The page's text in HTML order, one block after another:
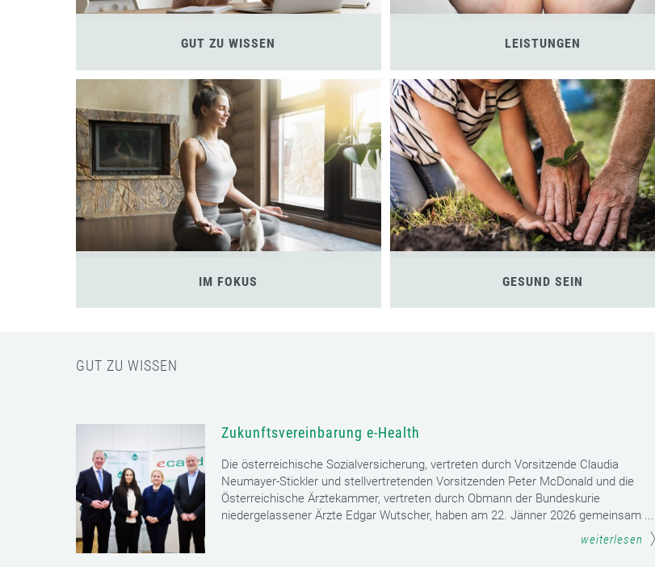
GUT ZU WISSEN LEISTUNGEN
IM FOKUS GESUND SEIN
GUT ZU WISSEN
Zukunftsvereinbarung e-Health
Die österreichische Sozialversicherung, vertreten durch Vorsitzende Claudia
Neumayer-Stickler und stellvertretenden Vorsitzenden Peter McDonald und die
Österreichische Ärztekammer, vertreten durch Obmann der Bundeskurie
niedergelassener Ärzte Edgar Wutscher, haben am 22. Jänner 2026 gemeinsam ...
weiterlesen